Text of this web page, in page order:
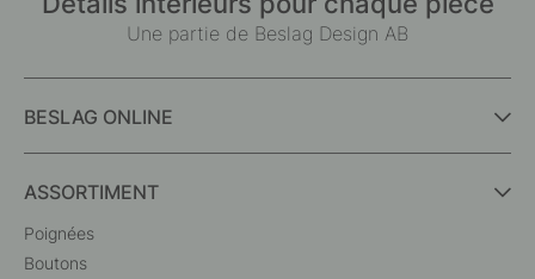
Une partie de Beslag Design AB
BESLAG ONLINE
ASSORTIMENT
Poignées
Boutons